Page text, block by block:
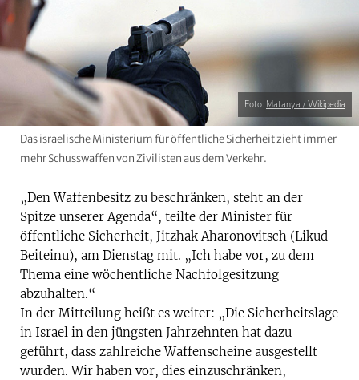
Foto: Matanya / Wikipedia
Das israelische Ministerium für öffentliche Sicherheit zieht immer
mehr Schusswaffen von Zivilisten aus dem Verkehr.
„Den Waffenbesitz zu beschränken, steht an der
Spitze unserer Agenda“, teilte der Minister für
öffentliche Sicherheit, Jitzhak Aharonovitsch (Likud-
Beiteinu), am Dienstag mit. „Ich habe vor, zu dem
Thema eine wöchentliche Nachfolgesitzung
abzuhalten.“
In der Mitteilung heißt es weiter: „Die Sicherheitslage
in Israel in den jüngsten Jahrzehnten hat dazu
geführt, dass zahlreiche Waffenscheine ausgestellt
wurden. Wir haben vor, dies einzuschränken,